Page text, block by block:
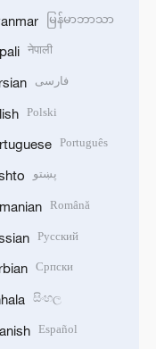
မြန်မာဘာသာ
नेपाली
فارسی
Polski
Português
پښتو
Română
Русский
Српски
සිංහල
Español